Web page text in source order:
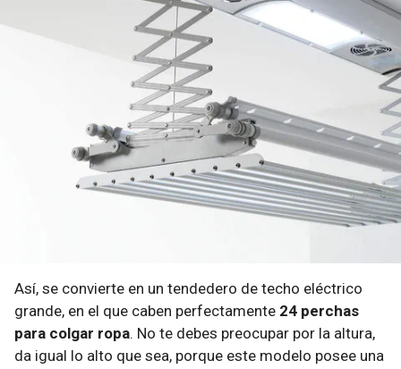
Así, se convierte en un tendedero de techo eléctrico
grande, en el que caben perfectamente 24 perchas
para colgar ropa. No te debes preocupar por la altura,
da igual lo alto que sea, porque este modelo posee una